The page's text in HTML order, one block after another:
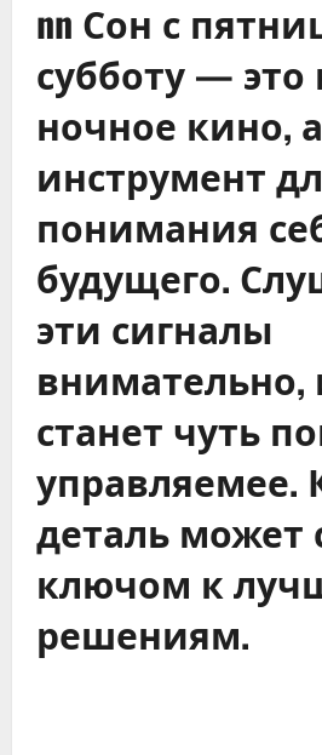
nn Сон с
субботу — это
ночное кино,
инструмент
понимания
будущего.
эти сигналы
станет чуть
управляемее.
деталь может
ключом к
решениям.